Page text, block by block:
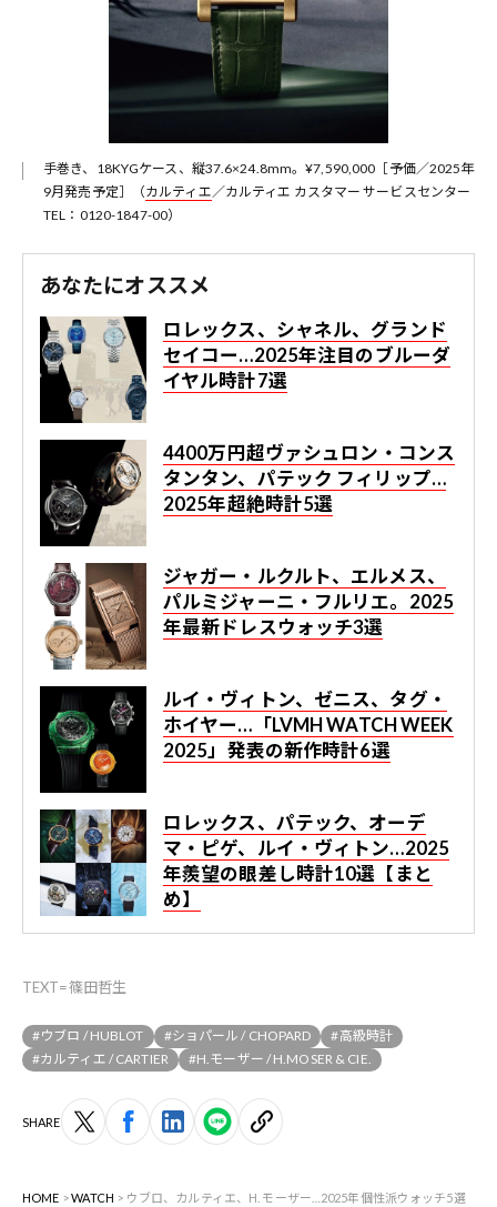
手巻き、18KYGケース、縦37.6×24.8mm。¥7,590,000［予価／2025年
9月発売予定］（カルティエ ／カルティエ カスタマー サービスセンター
TEL：0120-1847-00）
あなたにオススメ
ロレックス、シャネル、グランド
セイコー…2025年注目のブルーダ
イヤル時計7選
4400万円超ヴァシュロン・コンス
タンタン、パテック フィリップ…
2025年超絶時計5選
ジャガー・ルクルト、エルメス、
パルミジャーニ・フルリエ。2025
年最新ドレスウォッチ3選
ルイ・ヴィトン、ゼニス、タグ・
ホイヤー…「LVMH WATCH WEEK
2025」発表の新作時計6選
ロレックス、パテック、オーデ
マ・ピゲ、ルイ・ヴィトン…2025
年羨望の眼差し時計10選【まと
め】
TEXT=篠田哲生
#ウブロ / HUBLOT #ショパール / CHOPARD
#高級時計
#カルティエ / CARTIER
#H.モーザー / H.MOSER & CIE.
SHARE
HOME WATCH ウブロ、カルティエ、H. モーザー…2025年個性派ウォッチ5選